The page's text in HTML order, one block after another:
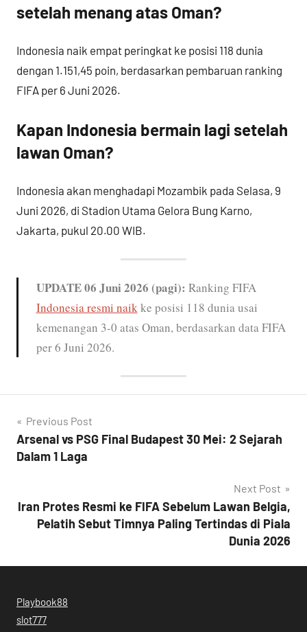
setelah menang atas Oman?
Indonesia naik empat peringkat ke posisi 118 dunia
dengan 1.151,45 poin, berdasarkan pembaruan ranking
FIFA per 6 Juni 2026.
Kapan Indonesia bermain lagi setelah
lawan Oman?
Indonesia akan menghadapi Mozambik pada Selasa, 9
Juni 2026, di Stadion Utama Gelora Bung Karno,
Jakarta, pukul 20.00 WIB.
UPDATE 06 Juni 2026 (pagi): Ranking FIFA
Indonesia resmi naikke posisi 118 dunia usai
kemenangan 3-0 atas Oman, berdasarkan data FIFA
per 6 Juni 2026.
Post
navigation
Previous Post
Arsenal vs PSG Final Budapest 30 Mei: 2 Sejarah
Dalam 1 Laga
Next Post
Iran Protes Resmi ke FIFA Sebelum Lawan Belgia,
Pelatih Sebut Timnya Paling Tertindas di Piala
Dunia 2026
Playbook88
slot777